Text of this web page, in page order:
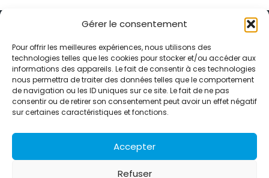
Gérer le consentement
Pour offrir les meilleures expériences, nous utilisons des
technologies telles que les cookies pour stocker et/ou accéder aux
informations des appareils. Le fait de consentir à ces technologies
nous permettra de traiter des données telles que le comportement
de navigation ou les ID uniques sur ce site. Le fait de ne pas
consentir ou de retirer son consentement peut avoir un effet négatif
sur certaines caractéristiques et fonctions.
Accepter
Refuser
Alternative Média est une agence de relations presse et de
relations publiques basée à Grenoble. Depuis 1995, elle conçoit et
pilote des stratégies de visibilité en France et à l’international
grâce à un réseau d’agences partenaires.